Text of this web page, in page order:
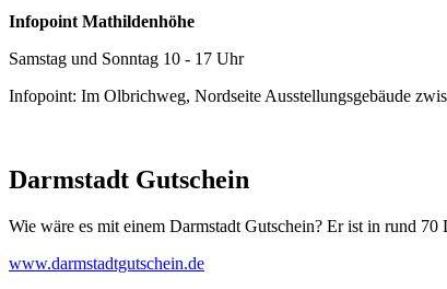
Infopoint Mathildenhöhe
Samstag und Sonntag 10 - 17 Uhr
Infopoint: Im Olbrichweg, Nordseite Ausstellungsgebäude
Darmstadt Gutschein
Wie wäre es mit einem Darmstadt Gutschein? Er ist in rund
www.darmstadtgutschein.de